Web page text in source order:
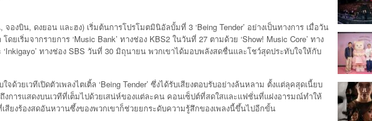
องบิน, ดงยอน และฮง) เริ่มต้นการโปรโมตมินิอัลบั้มที่ 3 ‘Being Tender’ อย่างเป็นทางการ เมื่อวัน
ยเริ่มจากรายการ ‘Music Bank’ ทางช่อง KBS2 ในวันที่ 27 ตามด้วย ‘Show! Music Core’ ทาง
ทางช่อง SBS วันที่ 30 มิถุนายน พวกเขาได้มอบพลังสดชื่นและโชว์สุดประทับใจให้กับ
จด้วยเวทีเปิดตัวเพลงไตเติ้ล ‘Being Tender’ ซึ่งได้รับเสียงตอบรับอย่างล้นหลาม ตั้งแต่ลุคสุดเนี้ยบ
งการแสดงบนเวทีที่เต็มไปด้วยเสน่ห์ของแต่ละคน คอนเซ็ปต์ที่สดใสและแฟชั่นที่แฝงอารมณ์ทำให้
ยงร้องสดอันหวานซึ้งของพวกเขาก็ช่วยยกระดับความรู้สึกของเพลงนี้ขึ้นไปอีกขั้น